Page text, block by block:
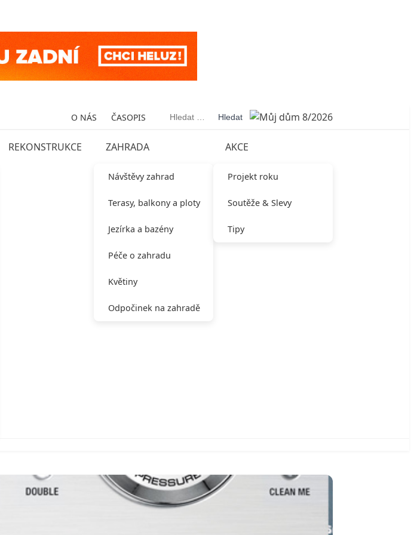
O NÁS ČASOPIS Vyhledávání
REKONSTRUKCE ZAHRADA
Návštěvy zahrad
Terasy, balkony a ploty
Jezírka a bazény
Péče o zahradu
Květiny
Odpočinek na zahradě
AKCE
Projekt roku
Soutěže & Slevy
Tipy